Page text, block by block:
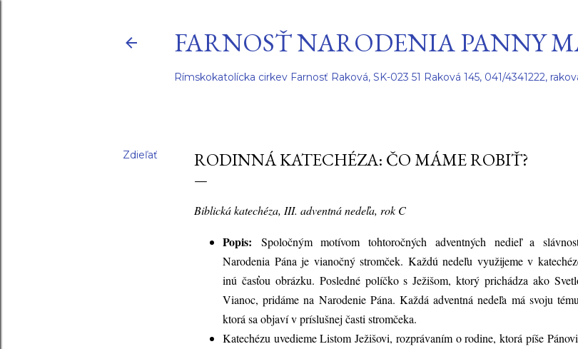
FARNOSŤ NARODENIA PANNY
Rímskokatolícka cirkev Farnosť Raková, SK-023 51 Raková 145, 041/4341222,
Zdieľať RODINNÁ KATECHÉZA: ČO MÁME ROBIŤ?
Biblická katechéza, III. adventná nedeľa, rok C
Popis: Spoločným motívom tohtoročných adventných nedieľ a
Narodenia Pána je vianočný stromček. Každú nedeľu využijeme v
inú časťou obrázku. Posledné políčko s Ježišom, ktorý prichádza ako
Vianoc, pridáme na Narodenie Pána. Každá adventná nedeľa má svoju
ktorá sa objaví v príslušnej časti stromčeka.
Katechézu uvedieme Listom Ježišovi, rozprávaním o rodine, ktorá píše